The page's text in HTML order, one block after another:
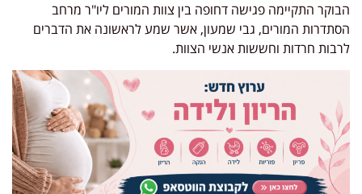
הבוקר התקיימה פגישה דחופה בין צוות המורים ליו"ר מרחב
הסתדרות המורים, גבי שמעון, אשר שמע לראשונה את הדברים
לרבות חרדות וחששות אנשי הצוות.